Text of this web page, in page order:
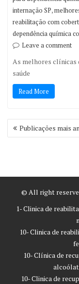
internação SP,
reabilitação com
dependência química
Leave a comment
As melhores clínicas
saúde
Read More
Navegação
por
Publicações mais
© All right
1- Clinica de
10- Clinica de
10- Clínica de
10- Clinica de